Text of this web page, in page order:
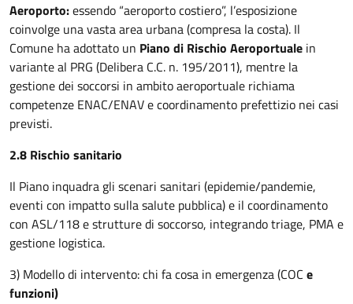
Aeroporto:essendo “aeroporto costiero”, l’esposizione
coinvolge una vasta area urbana (compresa la costa). Il
Comune ha adottato un Piano di Rischio Aeroportuale in
variante al PRG (Delibera C.C. n. 195/2011), mentre la
gestione dei soccorsi in ambito aeroportuale richiama
competenze ENAC/ENAV e coordinamento prefettizio nei casi
previsti.
2.8 Rischio sanitario
Il Piano inquadra gli scenari sanitari (epidemie/pandemie,
eventi con impatto sulla salute pubblica) e il coordinamento
con ASL/118 e strutture di soccorso, integrando triage, PMA e
gestione logistica.
3) Modello di intervento: chi fa cosa in emergenza (COC e
funzioni)